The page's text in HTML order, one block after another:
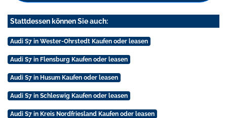
Stattdessen können Sie auch:
Audi S7 in Wester-Ohrstedt Kaufen oder leasen
Audi S7 in Flensburg Kaufen oder leasen
Audi S7 in Husum Kaufen oder leasen
Audi S7 in Schleswig Kaufen oder leasen
Audi S7 in Kreis Nordfriesland Kaufen oder leasen